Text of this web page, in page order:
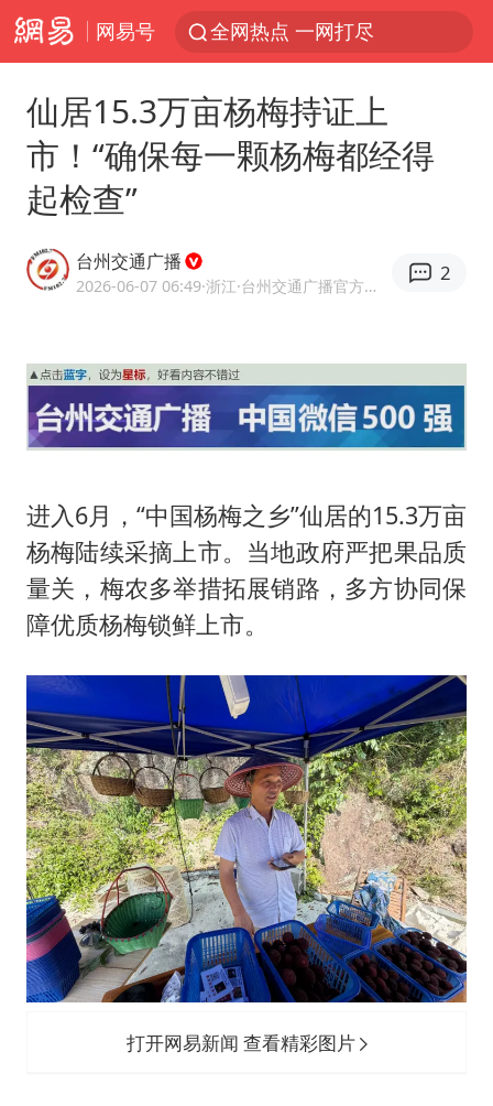
网易号 全网热点 一网打尽
仙居15.3万亩杨梅持证上
市！“确保每一颗杨梅都经得
起检查”
台州交通广播
2026-06-07 06:49·浙江 ·台州交通广播官方网易号
2
进入6月，“中国杨梅之乡”仙居的15.3万亩
杨梅陆续采摘上市。当地政府严把果品质
量关，梅农多举措拓展销路，多方协同保
障优质杨梅锁鲜上市。
打开网易新闻 查看精彩图片